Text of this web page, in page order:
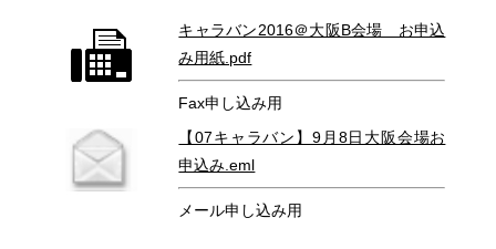
キャラバン2016＠大阪B会場 お申込
み用紙.pdf
Fax申し込み用
【07キャラバン】9月8日大阪会場お
申込み.eml
メール申し込み用